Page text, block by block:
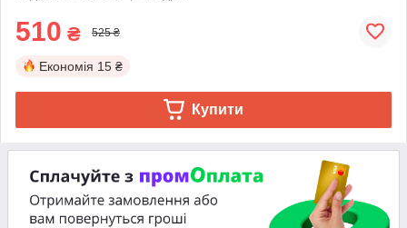
510 ₴ 525 ₴
Економія 15 ₴
Купити